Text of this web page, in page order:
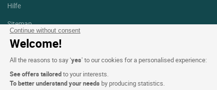
Continue without consent
Welcome!
All the reasons to say ‘yes’ to our cookies for a personalised experience:
See offers tailoredto your interests.
To better understand your needs by producing statistics.
Hilfe
Sitemap
Fotodanksagungen
Folgen Sie uns
Facebook